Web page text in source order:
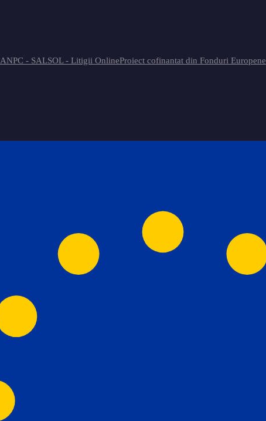
ANPC - SALSOL - Litigii OnlineProiect cofinantat din Fonduri Europene